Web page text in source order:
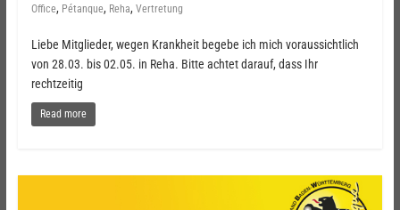
Office, Pétanque, Reha, Vertretung
Liebe Mitglieder, wegen Krankheit begebe ich mich voraussichtlich
von 28.03. bis 02.05. in Reha. Bitte achtet darauf, dass Ihr
rechtzeitig
Read more